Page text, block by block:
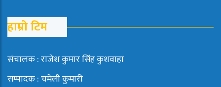
हाम्रो टिम
संचालक : राजेश कुमार सिंह कुशवाहा
सम्पादक : चमेली कुमारी